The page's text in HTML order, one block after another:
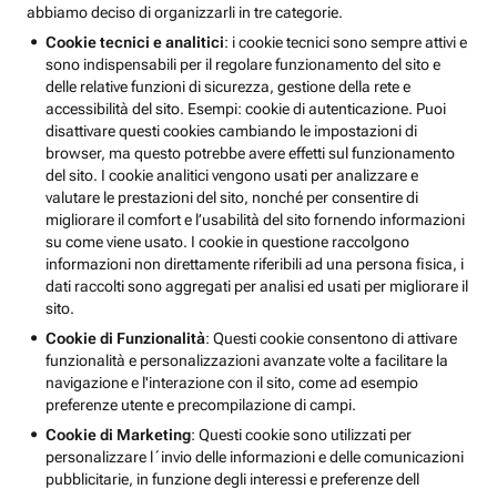
abbiamo deciso di organizzarli in tre categorie.
Cookie tecnici e analitici: i cookie tecnici sono sempre attivi e
sono indispensabili per il regolare funzionamento del sito e
delle relative funzioni di sicurezza, gestione della rete e
accessibilità del sito. Esempi: cookie di autenticazione. Puoi
disattivare questi cookies cambiando le impostazioni di
browser, ma questo potrebbe avere effetti sul funzionamento
del sito. I cookie analitici vengono usati per analizzare e
valutare le prestazioni del sito, nonché per consentire di
migliorare il comfort e l’usabilità del sito fornendo informazioni
su come viene usato. I cookie in questione raccolgono
informazioni non direttamente riferibili ad una persona fisica, i
dati raccolti sono aggregati per analisi ed usati per migliorare il
sito.
Cookie di Funzionalità: Questi cookie consentono di attivare
funzionalità e personalizzazioni avanzate volte a facilitare la
navigazione e l'interazione con il sito, come ad esempio
preferenze utente e precompilazione di campi.
Cookie di Marketing: Questi cookie sono utilizzati per
personalizzare l´invio delle informazioni e delle comunicazioni
pubblicitarie, in funzione degli interessi e preferenze dell